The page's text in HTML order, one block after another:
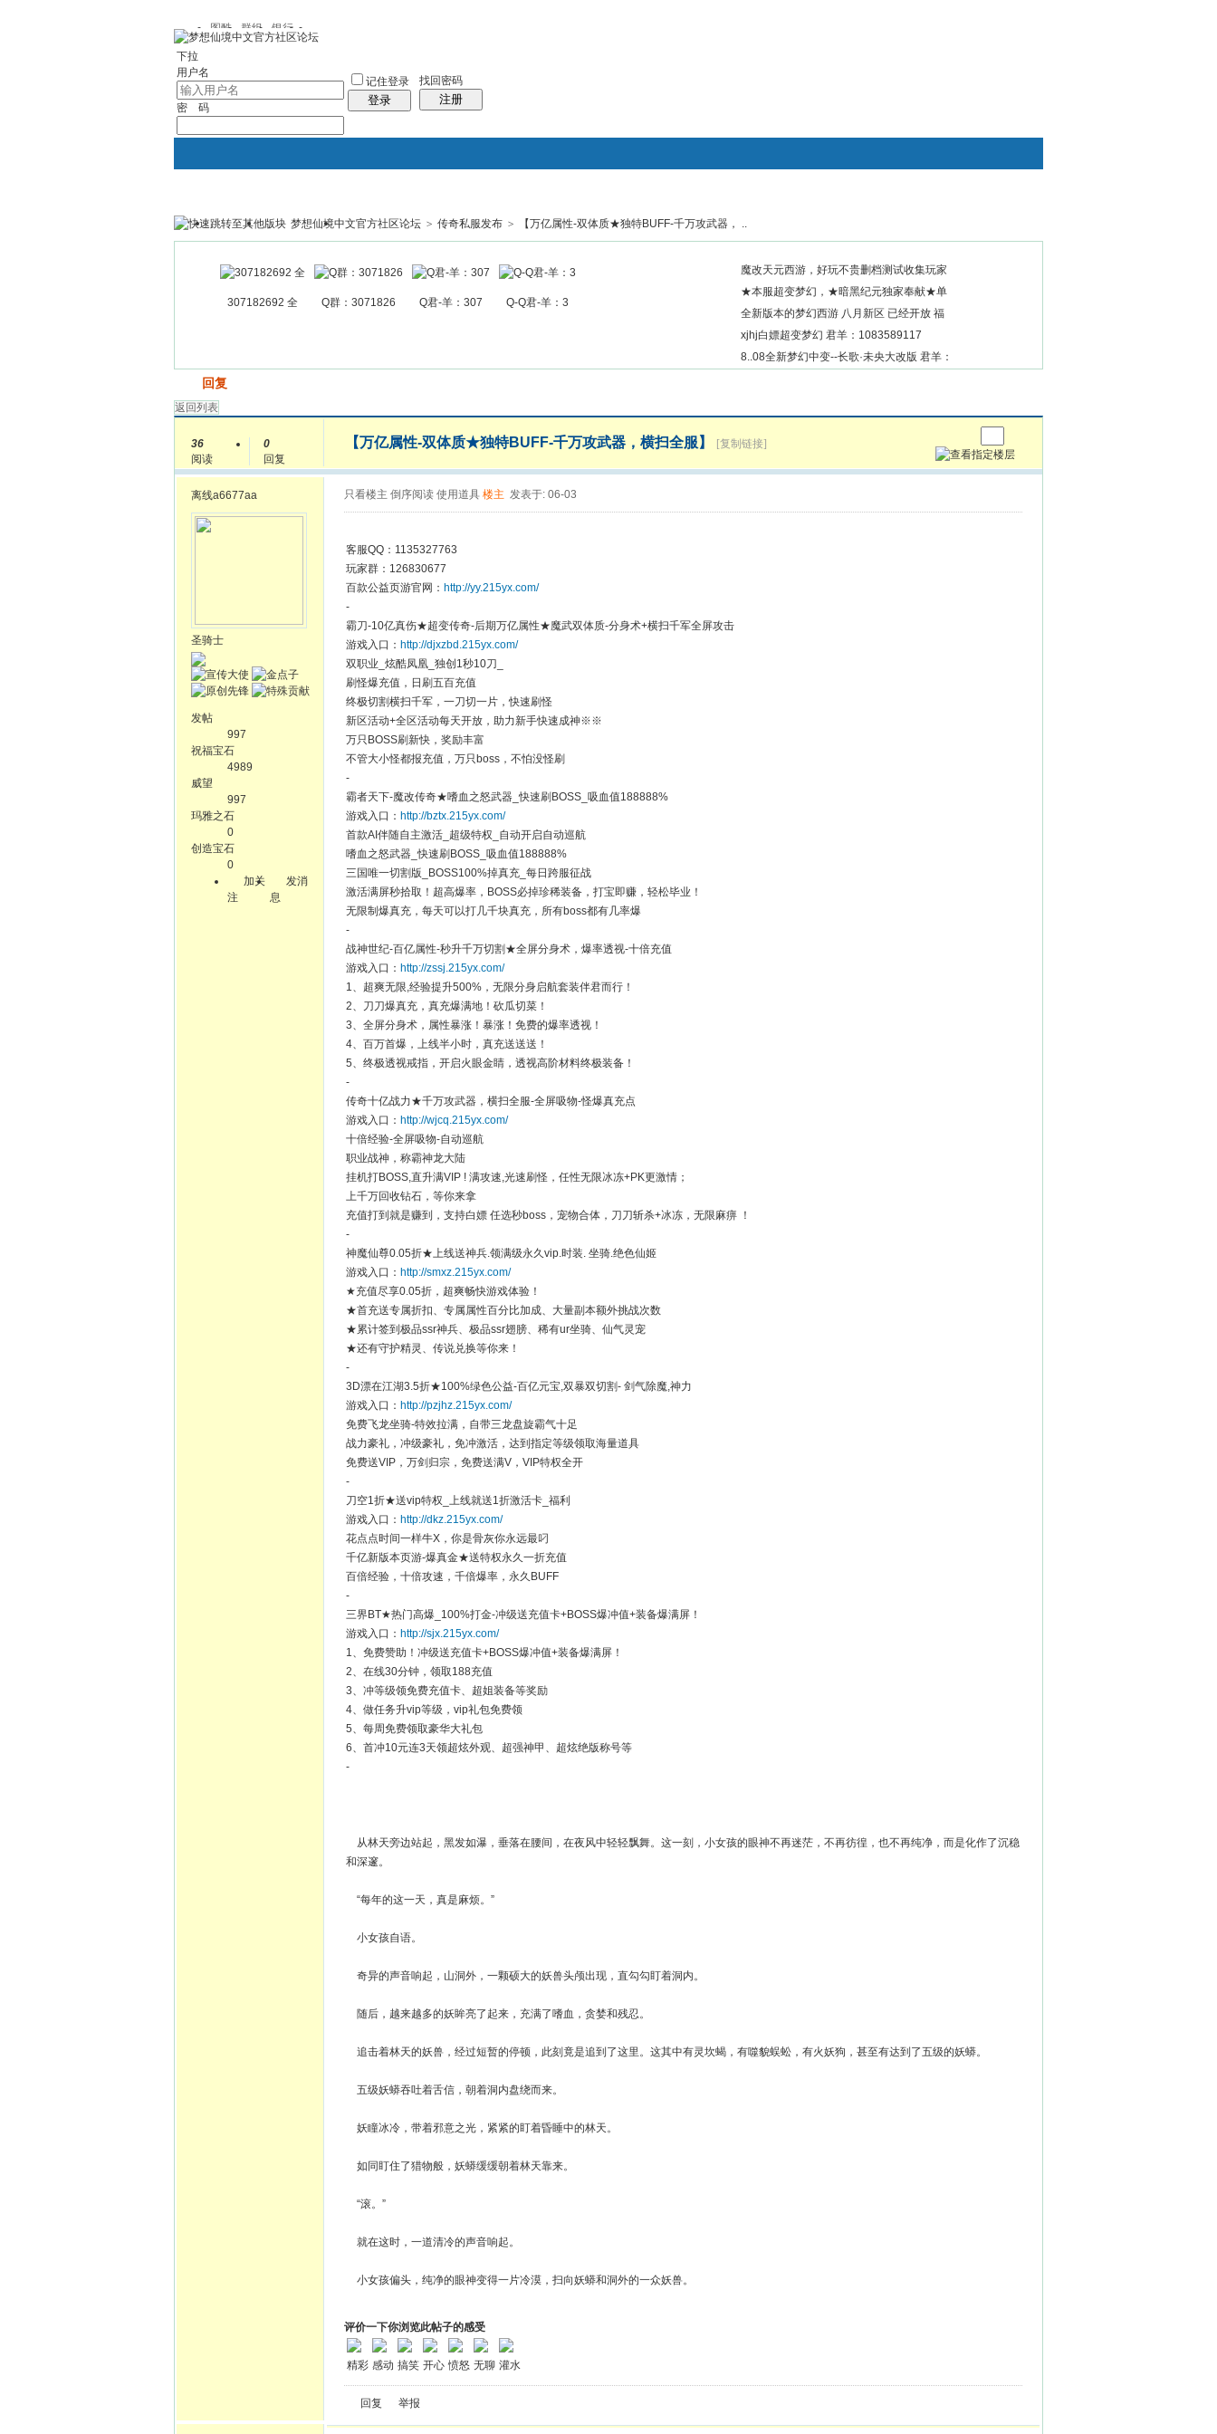
图酷 群组 银行
下拉
用户名
密 码
记住登录
登录
找回密码
注册
银行 群组聚合 我的空间
帖子
搜索
梦想仙境中文官方社区论坛 > 传奇私服发布 > 【万亿属性-双体质★独特BUFF-千万攻武器， ..
307182692 全 Q群：3071826 Q君-羊：307 Q-Q君-羊：3
魔改天元西游，好玩不贵删档测试收集玩家
★本服超变梦幻，★暗黑纪元独家奉献★单
全新版本的梦幻西游 八月新区 已经开放 福
xjhj白嫖超变梦幻 君羊：1083589117
8..08全新梦幻中变--长歌·未央大改版 君羊：
回复
返回列表
36
阅读
0
回复
【万亿属性-双体质★独特BUFF-千万攻武器，横扫全服】 [复制链接]
离线a6677aa
圣骑士
发帖
997
祝福宝石
4989
威望
997
玛雅之石
0
创造宝石
0
加关
注
发消
息
只看楼主 倒序阅读 使用道具 楼主 发表于: 06-03
客服QQ：1135327763
玩家群：126830677
百款公益页游官网： http://yy.215yx.com/
-
霸刀-10亿真伤★超变传奇-后期万亿属性★魔武双体质-分身术+横扫千军全屏攻击
游戏入口： http://djxzbd.215yx.com/
双职业_炫酷凤凰_独创1秒10刀_
刷怪爆充值，日刷五百充值
终极切割横扫千军，一刀切一片，快速刷怪
新区活动+全区活动每天开放，助力新手快速成神※※
万只BOSS刷新快，奖励丰富
不管大小怪都报充值，万只boss，不怕没怪刷
-
霸者天下-魔改传奇★嗜血之怒武器_快速刷BOSS_吸血值188888%
游戏入口： http://bztx.215yx.com/
首款AI伴随自主激活_超级特权_自动开启自动巡航
嗜血之怒武器_快速刷BOSS_吸血值188888%
三国唯一切割版_BOSS100%掉真充_每日跨服征战
激活满屏秒拾取！超高爆率，BOSS必掉珍稀装备，打宝即赚，轻松毕业！
无限制爆真充，每天可以打几千块真充，所有boss都有几率爆
-
战神世纪-百亿属性-秒升千万切割★全屏分身术，爆率透视-十倍充值
游戏入口： http://zssj.215yx.com/
1、超爽无限,经验提升500%，无限分身启航套装伴君而行！
2、刀刀爆真充，真充爆满地！砍瓜切菜！
3、全屏分身术，属性暴涨！暴涨！免费的爆率透视！
4、百万首爆，上线半小时，真充送送送！
5、终极透视戒指，开启火眼金睛，透视高阶材料终极装备！
-
传奇十亿战力★千万攻武器，横扫全服-全屏吸物-怪爆真充点
游戏入口： http://wjcq.215yx.com/
十倍经验-全屏吸物-自动巡航
职业战神，称霸神龙大陆
挂机打BOSS,直升满VIP ! 满攻速,光速刷怪，任性无限冰冻+PK更激情；
上千万回收钻石，等你来拿
充值打到就是赚到，支持白嫖 任选秒boss，宠物合体，刀刀斩杀+冰冻，无限麻痹 ！
-
神魔仙尊0.05折★上线送神兵.领满级永久vip.时装. 坐骑.绝色仙姬
游戏入口： http://smxz.215yx.com/
★充值尽享0.05折，超爽畅快游戏体验！
★首充送专属折扣、专属属性百分比加成、大量副本额外挑战次数
★累计签到极品ssr神兵、极品ssr翅膀、稀有ur坐骑、仙气灵宠
★还有守护精灵、传说兑换等你来！
-
3D漂在江湖3.5折★100%绿色公益-百亿元宝,双暴双切割- 剑气除魔,神力
游戏入口： http://pzjhz.215yx.com/
免费飞龙坐骑-特效拉满，自带三龙盘旋霸气十足
战力豪礼，冲级豪礼，免冲激活，达到指定等级领取海量道具
免费送VIP，万剑归宗，免费送满V，VIP特权全开
-
刀空1折★送vip特权_上线就送1折激活卡_福利
游戏入口： http://dkz.215yx.com/
花点点时间一样牛X，你是骨灰你永远最叼
千亿新版本页游-爆真金★送特权永久一折充值
百倍经验，十倍攻速，千倍爆率，永久BUFF
-
三界BT★热门高爆_100%打金-冲级送充值卡+BOSS爆冲值+装备爆满屏！
游戏入口： http://sjx.215yx.com/
1、免费赞助！冲级送充值卡+BOSS爆冲值+装备爆满屏！
2、在线30分钟，领取188充值
3、冲等级领免费充值卡、超姐装备等奖励
4、做任务升vip等级，vip礼包免费领
5、每周免费领取豪华大礼包
6、首冲10元连3天领超炫外观、超强神甲、超炫绝版称号等
-
从林天旁边站起，黑发如瀑，垂落在腰间，在夜风中轻轻飘舞。这一刻，小女孩的眼神不再迷茫，不再彷徨，也不再纯净，而是化作了沉稳
和深邃。
“每年的这一天，真是麻烦。”
小女孩自语。
奇异的声音响起，山洞外，一颗硕大的妖兽头颅出现，直勾勾盯着洞内。
随后，越来越多的妖眸亮了起来，充满了嗜血，贪婪和残忍。
追击着林天的妖兽，经过短暂的停顿，此刻竟是追到了这里。这其中有灵坎蝎，有噬貌蜈蚣，有火妖狗，甚至有达到了五级的妖蟒。
五级妖蟒吞吐着舌信，朝着洞内盘绕而来。
妖瞳冰冷，带着邪意之光，紧紧的盯着昏睡中的林天。
如同盯住了猎物般，妖蟒缓缓朝着林天靠来。
“滚。”
就在这时，一道清冷的声音响起。
小女孩偏头，纯净的眼神变得一片冷漠，扫向妖蟒和洞外的一众妖兽。
评价一下你浏览此帖子的感受
精彩 感动 搞笑 开心 愤怒 无聊 灌水
回复 举报